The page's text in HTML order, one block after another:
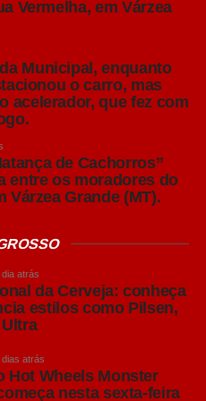
12,15% o custo
a publicidade eleitoral
aumento estrutural tende a
pela disputa por
é a polarização. Não
ou qualquer
alerta é outro. Em anos
a marca em um
político, vale refletir sobre
Empresas existem
duradouros com clientes
mercados, preservar esse
estratégica.
Vermelha, em Várzea
Municipal, enquanto
o carro, mas
acelerador, que fez com
de Cachorros”
entre os moradores do
Várzea Grande (MT).
dia atrás
da Cerveja: conheça
estilos como Pilsen,
dias atrás
Hot Wheels Monster
nesta sexta-feira